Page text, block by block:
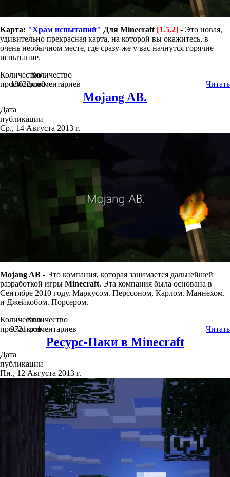
Карта: "Храм испытаний" Для Minecraft [1.5.2] - Это новая,
удивительно прекрасная карта, на которой вы окажитесь, в
очень необычном месте, где сразу-же у вас начнутся горячие
испытание.
Количество
просмотров
18022
Количество
комментариев
0 Читать
Mojang AB.
Дата
публикации
Ср., 14 Августа 2013 г.
Mojang AB - Это компания, которая занимается дальнейшей
разработкой игры Minecraft. Эта компания была основана в
Сентябре 2010 году. Маркусом. Перссоном, Карлом. Маннехом.
и Джейкобом. Порсером.
Количество
просмотров
9721
Количество
комментариев
1 Читать
Ресурс-Паки в Minecraft
Дата
публикации
Пн., 12 Августа 2013 г.